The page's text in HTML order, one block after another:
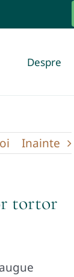
Despre
Inainte
tortor